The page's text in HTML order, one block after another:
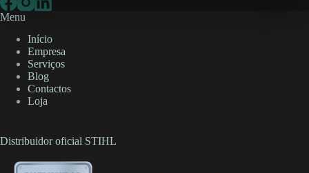
Menu
Início
Empresa
Serviços
Blog
Contactos
Loja
Distribuidor oficial STIHL